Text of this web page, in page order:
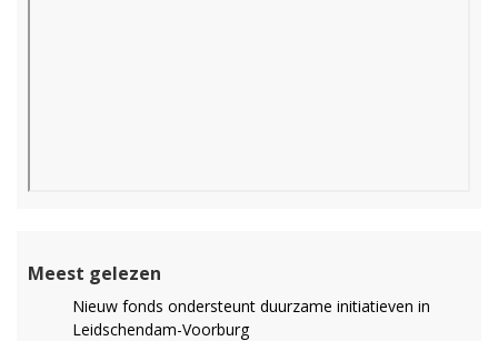
Meest gelezen
Nieuw fonds ondersteunt duurzame initiatieven in
Leidschendam-Voorburg